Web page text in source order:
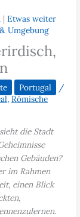
|Etwas weiter
Umgebung
Portugal
/
,Römische
die Stadt
Gebäuden?
im Rahmen
einen Blick